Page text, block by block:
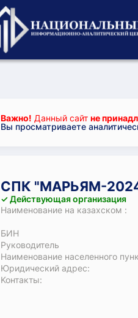
Важно! Данный сайт не
Вы просматриваете
СПК "МАРЬЯМ-
✓ Действующая организация
Наименование на казахском :
БИН
Руководитель
Наименование населенного
Юридический адрес:
Koнтaкты: